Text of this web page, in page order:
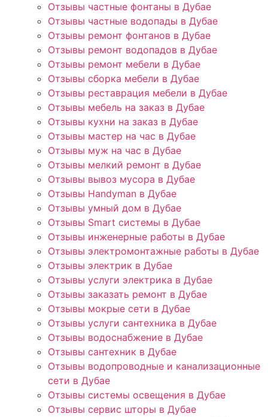
Отзывы частные фонтаны в Дубае
Отзывы частные водопады в Дубае
Отзывы ремонт фонтанов в Дубае
Отзывы ремонт водопадов в Дубае
Отзывы ремонт мебели в Дубае
Отзывы сборка мебели в Дубае
Отзывы реставрация мебели в Дубае
Отзывы мебель на заказ в Дубае
Отзывы кухни на заказ в Дубае
Отзывы мастер на час в Дубае
Отзывы муж на час в Дубае
Отзывы мелкий ремонт в Дубае
Отзывы вывоз мусора в Дубае
Отзывы Handyman в Дубае
Отзывы умный дом в Дубае
Отзывы Smart системы в Дубае
Отзывы инженерные работы в Дубае
Отзывы электромонтажные работы в Дубае
Отзывы электрик в Дубае
Отзывы услуги электрика в Дубае
Отзывы заказать ремонт в Дубае
Отзывы мокрые сети в Дубае
Отзывы услуги сантехника в Дубае
Отзывы водоснабжение в Дубае
Отзывы сантехник в Дубае
Отзывы водопроводные и канализационные
сети в Дубае
Отзывы системы освещения в Дубае
Отзывы сервис шторы в Дубае